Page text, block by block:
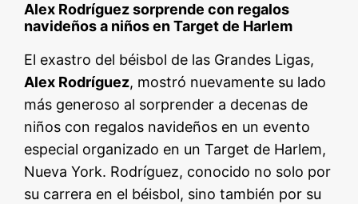
Alex Rodríguez sorprende con regalos
navideños a niños en Target de Harlem
El exastro del béisbol de las Grandes Ligas,
Alex Rodríguez, mostró nuevamente su lado
más generoso al sorprender a decenas de
niños con regalos navideños en un evento
especial organizado en un Target de Harlem,
Nueva York. Rodríguez, conocido no solo por
su carrera en el béisbol, sino también por su